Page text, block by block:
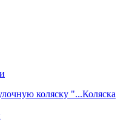
коляску "...Коляска